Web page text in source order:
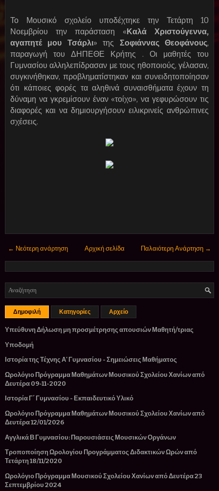
Το Μουσικό σχολείο υποδέχτηκε την Τετάρτη 10
Νοεμβρίου την παράσταση «Καλά Χριστούγεννα,
αγαπητέ μου Τσάρλι» της Σοφιάννας Θεοφάνους,
παραγωγή του ΔΗΠΕΘΕ Κρήτης . Οι μαθητές του
Γυμνασίου αλληλεπίδρασαν με τους ηθοποιούς, γέλασαν,
συγκινήθηκαν, προβληματίστηκαν και συνειδητοποίησαν
ότι κάποιες φορές τα αληθινά συναισθήματα έχουν τη
δύναμη να γκρεμίσουν έναν «τοίχο», να γεφυρώσουν τις
διαφορές και να δημιουργήσουν ειλικρινείς ανθρώπινες
σχέσεις.
← Νεότερη ανάρτηση Παλαιότερη Ανάρτηση →
Αρχική σελίδα
Δημοφιλή Κατηγορίες Αρχείο
Υπεύθυνη Δήλωση μη προσμέτρησης απουσιών Μαθητή/τριας
Υποδομή
Ιστορία της Τέχνης Α' Γυμνασίου - Σημειώσεις Μαθήματος
Ωρολόγιο Πρόγραμμα Μαθημάτων Μουσικού Σχολείου Χανίων από
Δευτέρα 09-11-2020
Ιστορία Γ΄ Γυμνασίου - Εκπαιδευτικό Υλικό
Ωρολόγιο Πρόγραμμα Μαθημάτων Μουσικού Σχολείου Χανίων από
Δευτέρα 12/01/2026
Αγγλικά Β Γυμνασίου: Παρουσιάσεις Μουσικών Οργάνων
Τροποποίηση Ωρολογίου Προγράμματος Διδακτικών Ωρών από
Τετάρτη 18/11/2020
Ωρολόγιο Πρόγραμμα Μουσικού Σχολείου Χανίων από Δευτέρα 23
Σεπτεμβρίου 2024